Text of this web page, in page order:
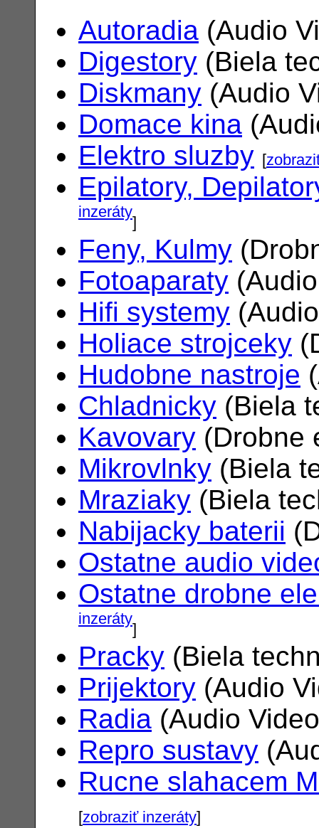
Autoradia (Audio
Digestory (Biela
Diskmany (Audio
Domace kina
Elektro sluzby [
Epilatory,
inzeráty]
Feny, Kulmy
Fotoaparaty
Hifi systemy
Holiace strojceky
Hudobne nastroje
Chladnicky (Biela
Kavovary (Drobne
Mikrovlnky (Biela
Mraziaky (Biela
Nabijacky baterii
Ostatne audio
Ostatne drobne
inzeráty]
Pracky (Biela
Prijektory (Audio
Radia (Audio
Repro sustavy
Rucne slahacem
[zobraziť inzeráty]